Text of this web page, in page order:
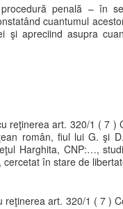
penală – în
cuantumul
şi apreciind asupra
reţinerea art. 320/1 ( 7 )
român, fiul lui G. şi
Harghita, CNP:…,
în stare de
art. 320/1 ( 7 )